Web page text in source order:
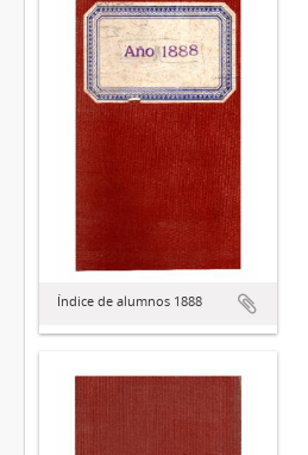
Índice de alumnos 1888